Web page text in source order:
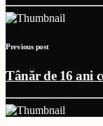
Previous post
Tânăr de 16 ani